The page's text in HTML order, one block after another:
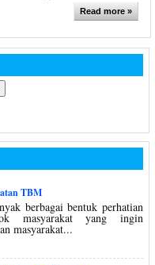
Read more »
TBM
berbagai bentuk perhatian
masyarakat yang ingin
masyarakat...